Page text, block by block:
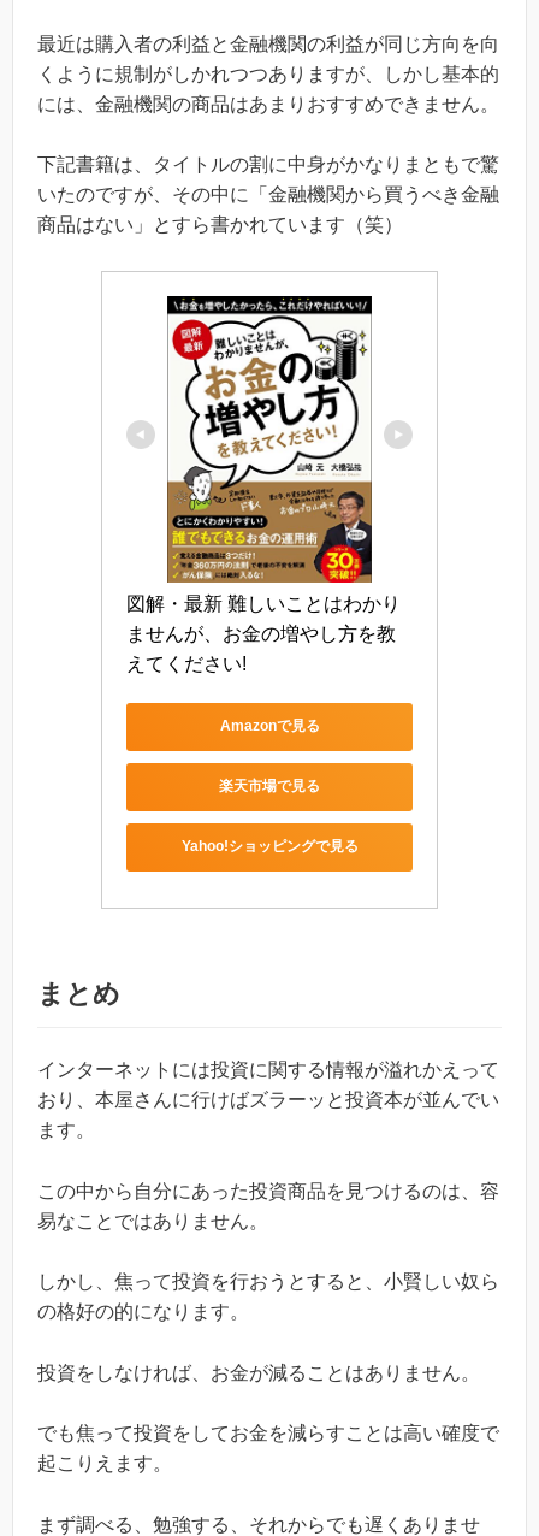
最近は購入者の利益と金融機関の利益が同じ方向を向
くように規制がしかれつつありますが、しかし基本的
には、金融機関の商品はあまりおすすめできません。
下記書籍は、タイトルの割に中身がかなりまともで驚
いたのですが、その中に「金融機関から買うべき金融
商品はない」とすら書かれています（笑）
図解・最新 難しいことはわかり
ませんが、お金の増やし方を教
えてください!
Amazonで見る
楽天市場で見る
Yahoo!ショッピングで見る
まとめ
インターネットには投資に関する情報が溢れかえって
おり、本屋さんに行けばズラーッと投資本が並んでい
ます。
この中から自分にあった投資商品を見つけるのは、容
易なことではありません。
しかし、焦って投資を行おうとすると、小賢しい奴ら
の格好の的になります。
投資をしなければ、お金が減ることはありません。
でも焦って投資をしてお金を減らすことは高い確度で
起こりえます。
まず調べる、勉強する、それからでも遅くありませ